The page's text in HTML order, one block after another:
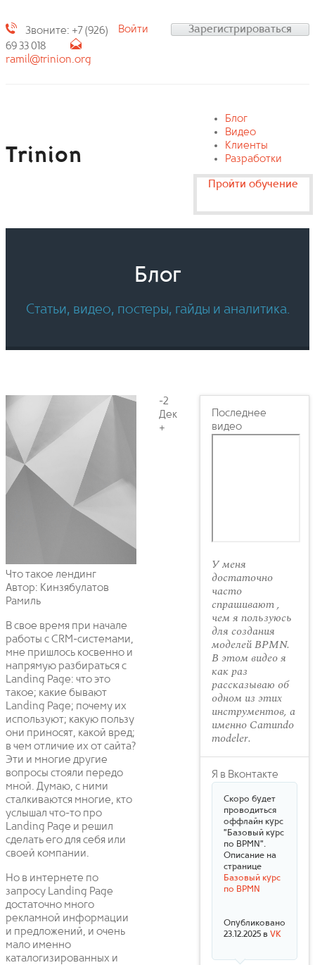
Звоните: +7 (926)
69 33 018
ramil@trinion.org
Войти Зарегистрироваться
Trinion
Блог
Видео
Клиенты
Разработки
Пройти обучение
Блог
Статьи, видео, постеры, гайды и аналитика.
Что такое лендинг
Автор: Кинзябулатов
Рамиль
В свое время при начале
работы с CRM-системами,
мне пришлось косвенно и
напрямую разбираться с
Landing Page: что это
такое; какие бывают
Landing Page; почему их
используют; какую пользу
они приносят, какой вред;
в чем отличие их от сайта?
Эти и многие другие
вопросы стояли передо
мной. Думаю, с ними
сталкиваются многие, кто
услышал что-то про
Landing Page и решил
сделать его для себя или
своей компании.
Но в интернете по
запросу Landing Page
достаточно много
рекламной информации
и предложений, и очень
мало именно
каталогизированных и
-2
Дек
+
Последнее
видео
У меня
достаточно
часто
спрашивают ,
чем я пользуюсь
для создания
моделей BPMN.
В этом видео я
как раз
рассказываю об
одном из этих
инструментов, а
именно Camundo
modeler.
Я в Вконтакте
Скоро будет
проводиться
оффлайн курс
"Базовый курс
по BPMN".
Описание на
странице
Базовый курс
по BPMN
Опубликовано
23.12.2025 в VK